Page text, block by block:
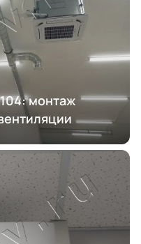
монтаж